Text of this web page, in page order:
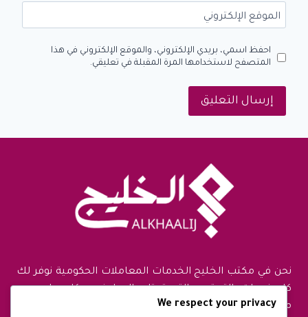
الموقع الإلكتروني
احفظ اسمي، بريدي الإلكتروني، والموقع الإلكتروني في هذا
المتصفح لاستخدامها المرة المقبلة في تعليقي.
نحن في مكتب الخليج الخدمات المعاملات الحكومية نوفر لك
كل خدمات التعقيب التي تحتاج اليها في مكان واحد من
معاملات تصاريح زواج من اجنبية او مقيمة من الداخل او من
We respect your privacy